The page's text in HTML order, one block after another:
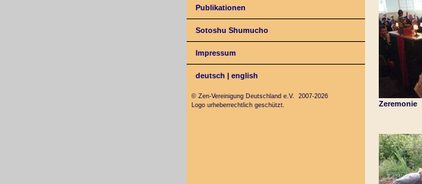
Publikationen
Sotoshu Shumucho
Impressum
deutsch |english
Zeremonie
© Zen-Vereinigung Deutschland e.V. 2007-2026
Logo urheberrechtlich geschützt.